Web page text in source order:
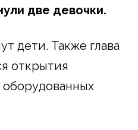
две девочки.
дети. Также глава
открытия
оборудованных